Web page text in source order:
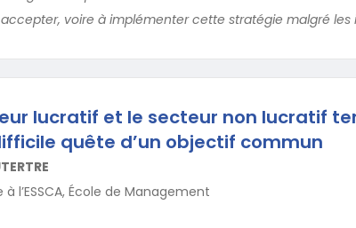
voire à implémenter cette stratégie malgré
lucratif et le secteur non lucratif
quête d’un objectif commun
l’ESSCA, École de Management